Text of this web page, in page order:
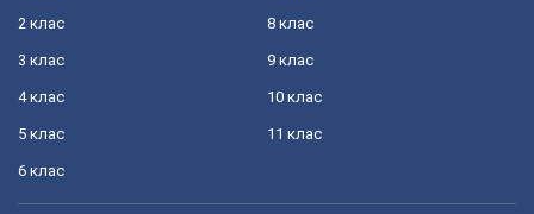
2 клас
3 клас
4 клас
5 клас
6 клас
8 клас
9 клас
10 клас
11 клас